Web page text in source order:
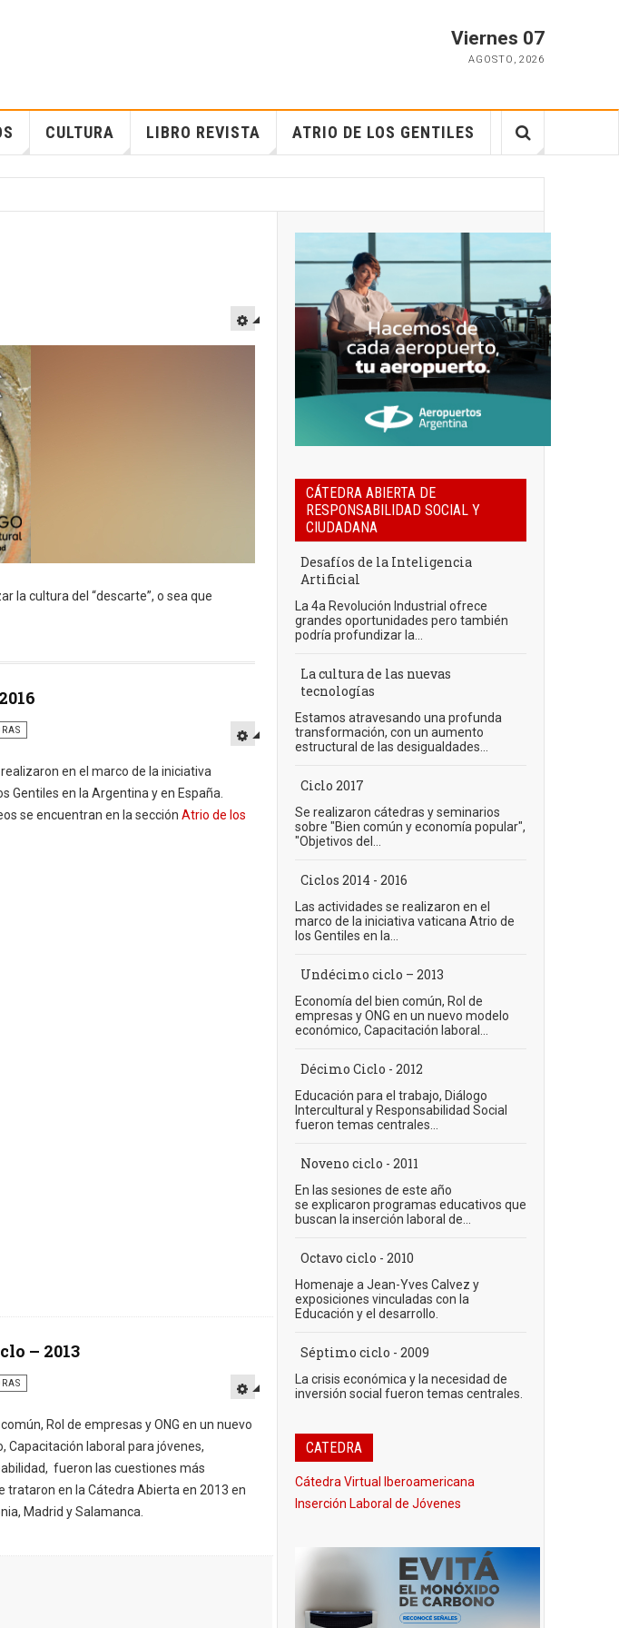
Viernes 07
AGOSTO , 2026
CULTURA LIBRO REVISTA ATRIO DE LOS GENTILES
la cultura del “descarte”, o sea que
realizaron en el marco de la iniciativa
Gentiles en la Argentina y en España.
se encuentran en la sección Atrio de los
– 2013
Rol de empresas y ONG en un nuevo
Capacitación laboral para jóvenes,
fueron las cuestiones más
trataron en la Cátedra Abierta en 2013 en
Madrid y Salamanca.
CÁTEDRA ABIERTA DE
RESPONSABILIDAD SOCIAL Y
CIUDADANA
Desafíos de la Inteligencia
Artificial
La 4a Revolución Industrial ofrece
grandes oportunidades pero también
podría profundizar la...
La cultura de las nuevas
tecnologías
Estamos atravesando una profunda
transformación, con un aumento
estructural de las desigualdades...
Ciclo 2017
Se realizaron cátedras y seminarios
sobre "Bien común y economía popular",
"Objetivos del...
Ciclos 2014 - 2016
Las actividades se realizaron en el
marco de la iniciativa vaticana Atrio de
los Gentiles en la...
Undécimo ciclo – 2013
Economía del bien común, Rol de
empresas y ONG en un nuevo modelo
económico, Capacitación laboral...
Décimo Ciclo - 2012
Educación para el trabajo, Diálogo
Intercultural y Responsabilidad Social
fueron temas centrales...
Noveno ciclo - 2011
En las sesiones de este año
se explicaron programas educativos que
buscan la inserción laboral de...
Octavo ciclo - 2010
Homenaje a Jean-Yves Calvez y
exposiciones vinculadas con la
Educación y el desarrollo.
Séptimo ciclo - 2009
La crisis económica y la necesidad de
inversión social fueron temas centrales.
CATEDRA
Cátedra Virtual Iberoamericana
Inserción Laboral de Jóvenes